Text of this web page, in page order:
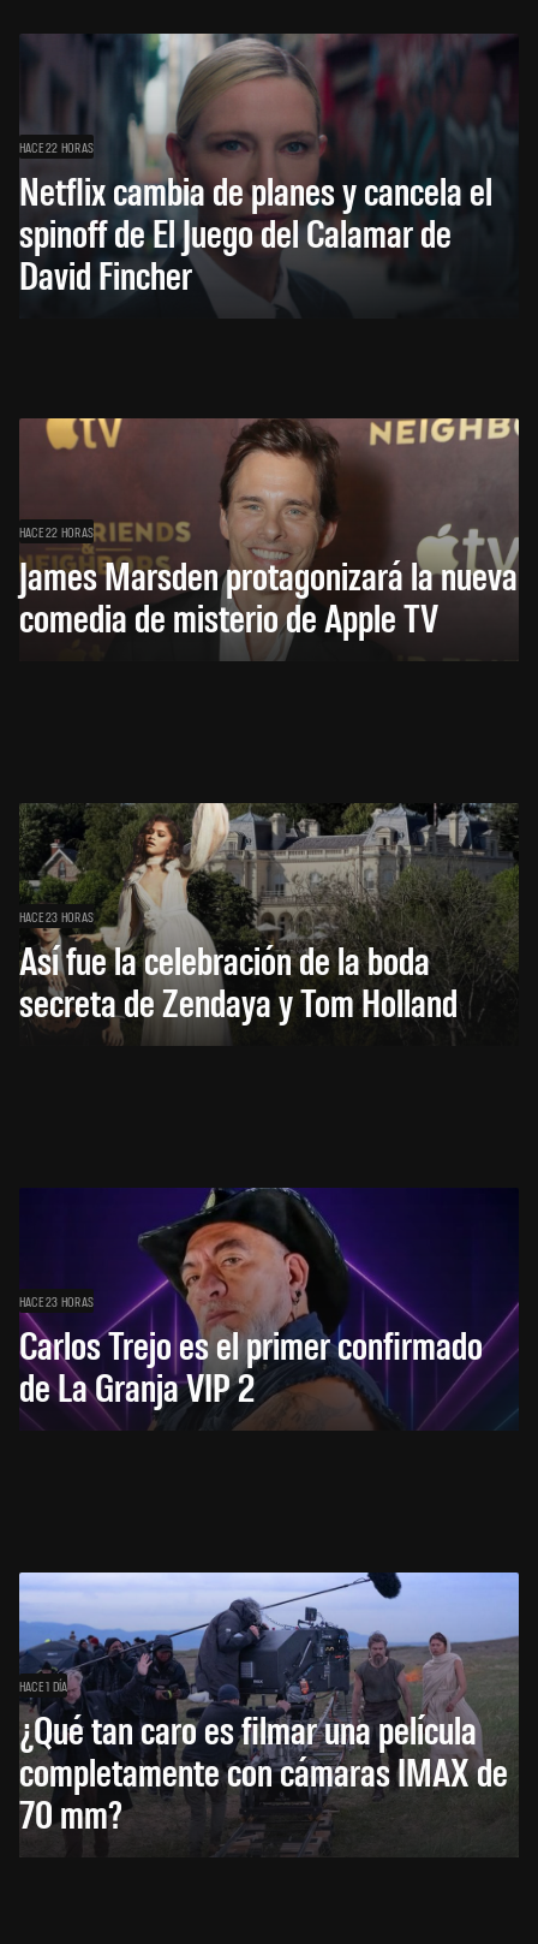
HACE 22 HORAS
Netflix cambia de planes y cancela el
spinoff de El Juego del Calamar de
David Fincher
HACE 22 HORAS
James Marsden protagonizará la nueva
comedia de misterio de Apple TV
HACE 23 HORAS
Así fue la celebración de la boda
secreta de Zendaya y Tom Holland
HACE 23 HORAS
Carlos Trejo es el primer confirmado
de La Granja VIP 2
HACE 1 DÍA
¿Qué tan caro es filmar una película
completamente con cámaras IMAX de
70 mm?